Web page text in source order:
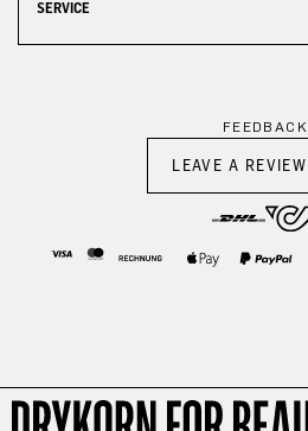
SERVICE
FEEDBACK
LEAVE A REVIEW